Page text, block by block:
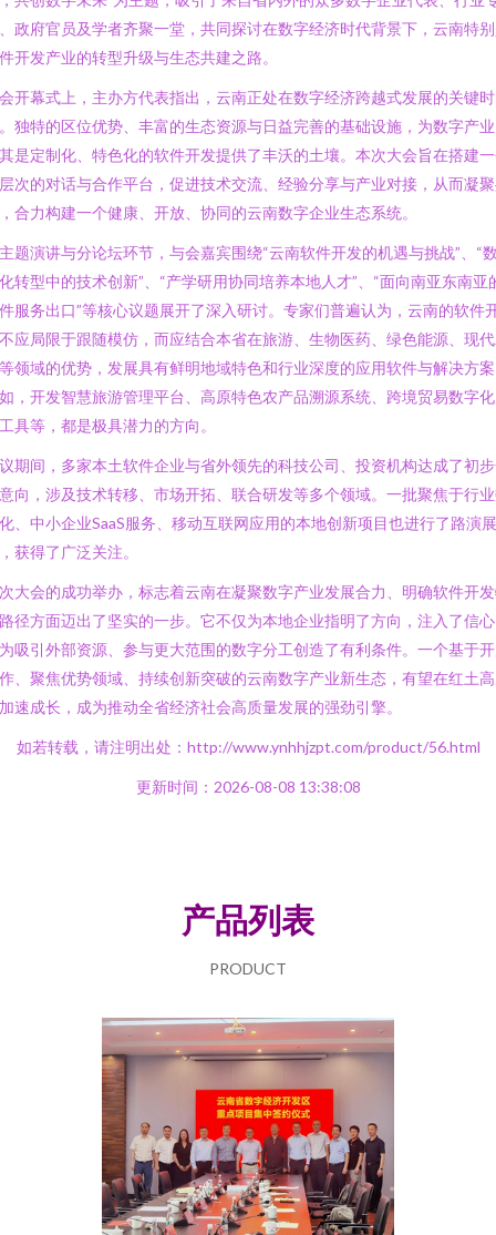
政府官员及学者齐聚一堂，共同探讨在数字经济时代背景下，云南特
开发产业的转型升级与生态共建之路。
开幕式上，主办方代表指出，云南正处在数字经济跨越式发展的关键时
独特的区位优势、丰富的生态资源与日益完善的基础设施，为数字产
是定制化、特色化的软件开发提供了丰沃的土壤。本次大会旨在搭建
次的对话与合作平台，促进技术交流、经验分享与产业对接，从而凝
合力构建一个健康、开放、协同的云南数字企业生态系统。
题演讲与分论坛环节，与会嘉宾围绕“云南软件开发的机遇与挑战”、“
转型中的技术创新”、“产学研用协同培养本地人才”、“面向南亚东南亚
服务出口”等核心议题展开了深入研讨。专家们普遍认为，云南的软件
应局限于跟随模仿，而应结合本省在旅游、生物医药、绿色能源、现
领域的优势，发展具有鲜明地域特色和行业深度的应用软件与解决方
，开发智慧旅游管理平台、高原特色农产品溯源系统、跨境贸易数字
具等，都是极具潜力的方向。
期间，多家本土软件企业与省外领先的科技公司、投资机构达成了初
向，涉及技术转移、市场开拓、联合研发等多个领域。一批聚焦于行
、中小企业SaaS服务、移动互联网应用的本地创新项目也进行了路演展
获得了广泛关注。
大会的成功举办，标志着云南在凝聚数字产业发展合力、明确软件开
径方面迈出了坚实的一步。它不仅为本地企业指明了方向，注入了信
吸引外部资源、参与更大范围的数字分工创造了有利条件。一个基于
、聚焦优势领域、持续创新突破的云南数字产业新生态，有望在红土
速成长，成为推动全省经济社会高质量发展的强劲引擎。
如若转载，请注明出处：http://www.ynhhjzpt.com/product/56.html
更新时间：2026-08-08 13:38:08
产品列表
PRODUCT